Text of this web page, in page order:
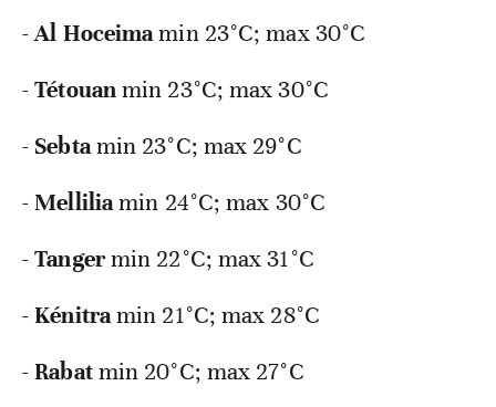
-Al Hoceimamin 23°C; max 30°C
-Tétouanmin 23°C; max 30°C
- Sebtamin 23°C; max 29°C
-Melliliamin 24°C; max 30°C
-Tangermin 22°C; max 31°C
-Kénitramin 21°C; max 28°C
-Rabatmin 20°C; max 27°C